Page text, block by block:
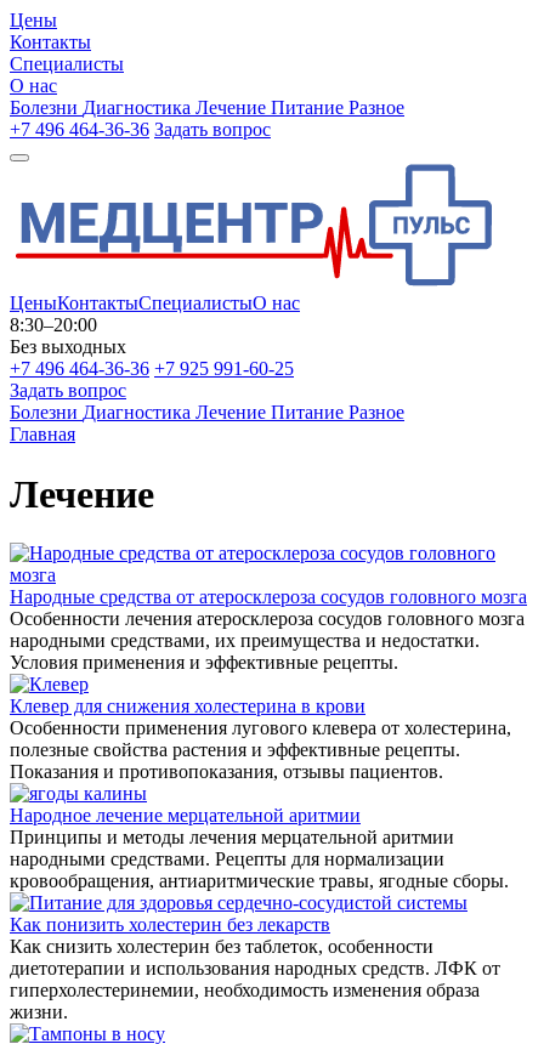
Цены
Контакты
Специалисты
О нас
Болезни Диагностика Лечение Питание Разное
+7 496 464-36-36 Задать вопрос
ЦеныКонтактыСпециалистыО нас
8:30–20:00
Без выходных
+7 496 464-36-36 +7 925 991-60-25
Задать вопрос
Болезни Диагностика Лечение Питание Разное
Главная
Лечение
Народные средства от атеросклероза сосудов головного мозга
Особенности лечения атеросклероза сосудов головного мозга
народными средствами, их преимущества и недостатки.
Условия применения и эффективные рецепты.
Клевер для снижения холестерина в крови
Особенности применения лугового клевера от холестерина,
полезные свойства растения и эффективные рецепты.
Показания и противопоказания, отзывы пациентов.
Народное лечение мерцательной аритмии
Принципы и методы лечения мерцательной аритмии
народными средствами. Рецепты для нормализации
кровообращения, антиаритмические травы, ягодные сборы.
Как понизить холестерин без лекарств
Как cнизить холестерин без таблеток, особенности
диетотерапии и использования народных средств. ЛФК от
гиперхолестеринемии, необходимость изменения образа
жизни.